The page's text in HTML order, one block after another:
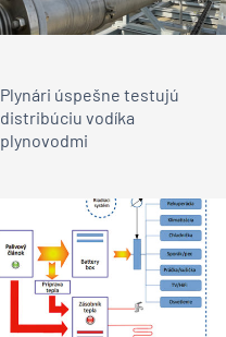
Plynári úspešne testujú
distribúciu vodíka
plynovodmi